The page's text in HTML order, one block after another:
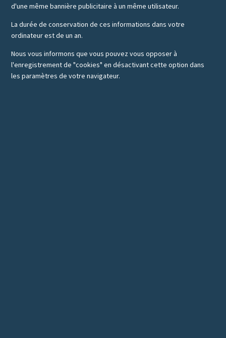
d'une même bannière publicitaire à un même utilisateur.
La durée de conservation de ces informations dans votre
ordinateur est de un an.
Nous vous informons que vous pouvez vous opposer à
l'enregistrement de "cookies" en désactivant cette option dans
les paramètres de votre navigateur.